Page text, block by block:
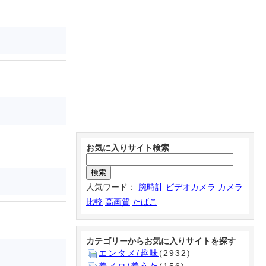
お気に入りサイト検索
人気ワード： 腕時計 ビデオカメラ カメラ
比較 高画質 たばこ
カテゴリーからお気に入りサイトを探す
エンタメ/趣味(2932)